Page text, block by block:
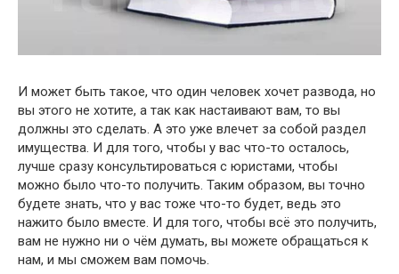
И может быть такое, что один человек хочет развода, но
вы этого не хотите, а так как настаивают вам, то вы
должны это сделать. А это уже влечет за собой раздел
имущества. И для того, чтобы у вас что-то осталось,
лучше сразу консультироваться с юристами, чтобы
можно было что-то получить. Таким образом, вы точно
будете знать, что у вас тоже что-то будет, ведь это
нажито было вместе. И для того, чтобы всё это получить,
вам не нужно ни о чём думать, вы можете обращаться к
нам, и мы сможем вам помочь.